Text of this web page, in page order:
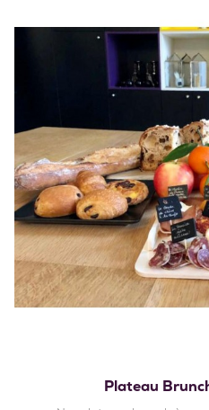
Plateau